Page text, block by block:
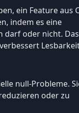
ein Feature aus
indem es eine
darf oder nicht. Das
null-Probleme.
oder zu